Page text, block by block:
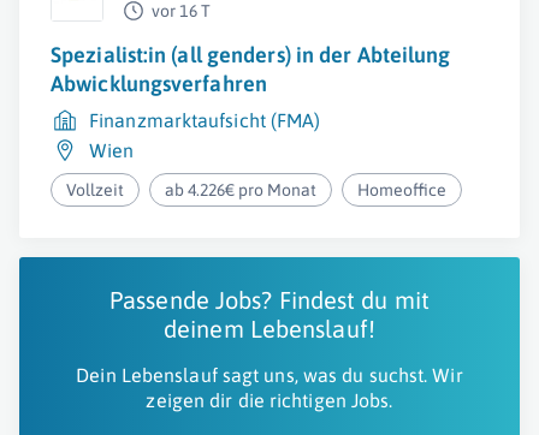
vor 16 T
Spezialist:in (all genders) in der Abteilung
Abwicklungsverfahren
Finanzmarktaufsicht (FMA)
Wien
Vollzeit ab 4.226€ pro Monat Homeoffice
Passende Jobs? Findest du mit
deinem Lebenslauf!
Dein Lebenslauf sagt uns, was du suchst. Wir
zeigen dir die richtigen Jobs.